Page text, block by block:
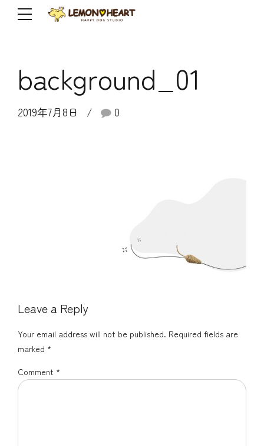
background_01
2019年7月8日 0
Leave a Reply
Your email address will not be published. Required fields are
marked *
Comment *